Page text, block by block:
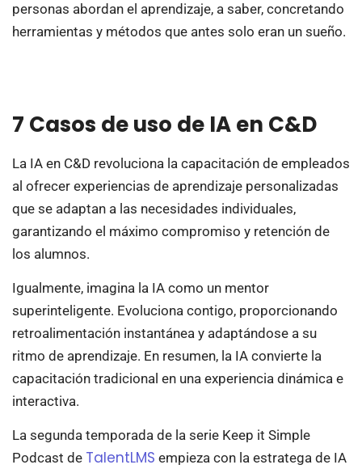
personas abordan el aprendizaje, a saber, concretando
herramientas y métodos que antes solo eran un sueño.
7 Casos de uso de IA en C&D
La IA en C&D revoluciona la capacitación de empleados
al ofrecer experiencias de aprendizaje personalizadas
que se adaptan a las necesidades individuales,
garantizando el máximo compromiso y retención de
los alumnos.
Igualmente, imagina la IA como un mentor
superinteligente. Evoluciona contigo, proporcionando
retroalimentación instantánea y adaptándose a su
ritmo de aprendizaje. En resumen, la IA convierte la
capacitación tradicional en una experiencia dinámica e
interactiva.
La segunda temporada de la serie Keep it Simple
Podcast de TalentLMS empieza con la estratega de IA